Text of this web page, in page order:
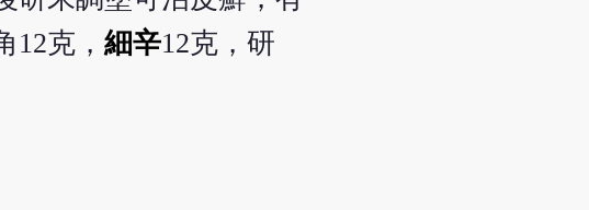
克， 細辛12克，研